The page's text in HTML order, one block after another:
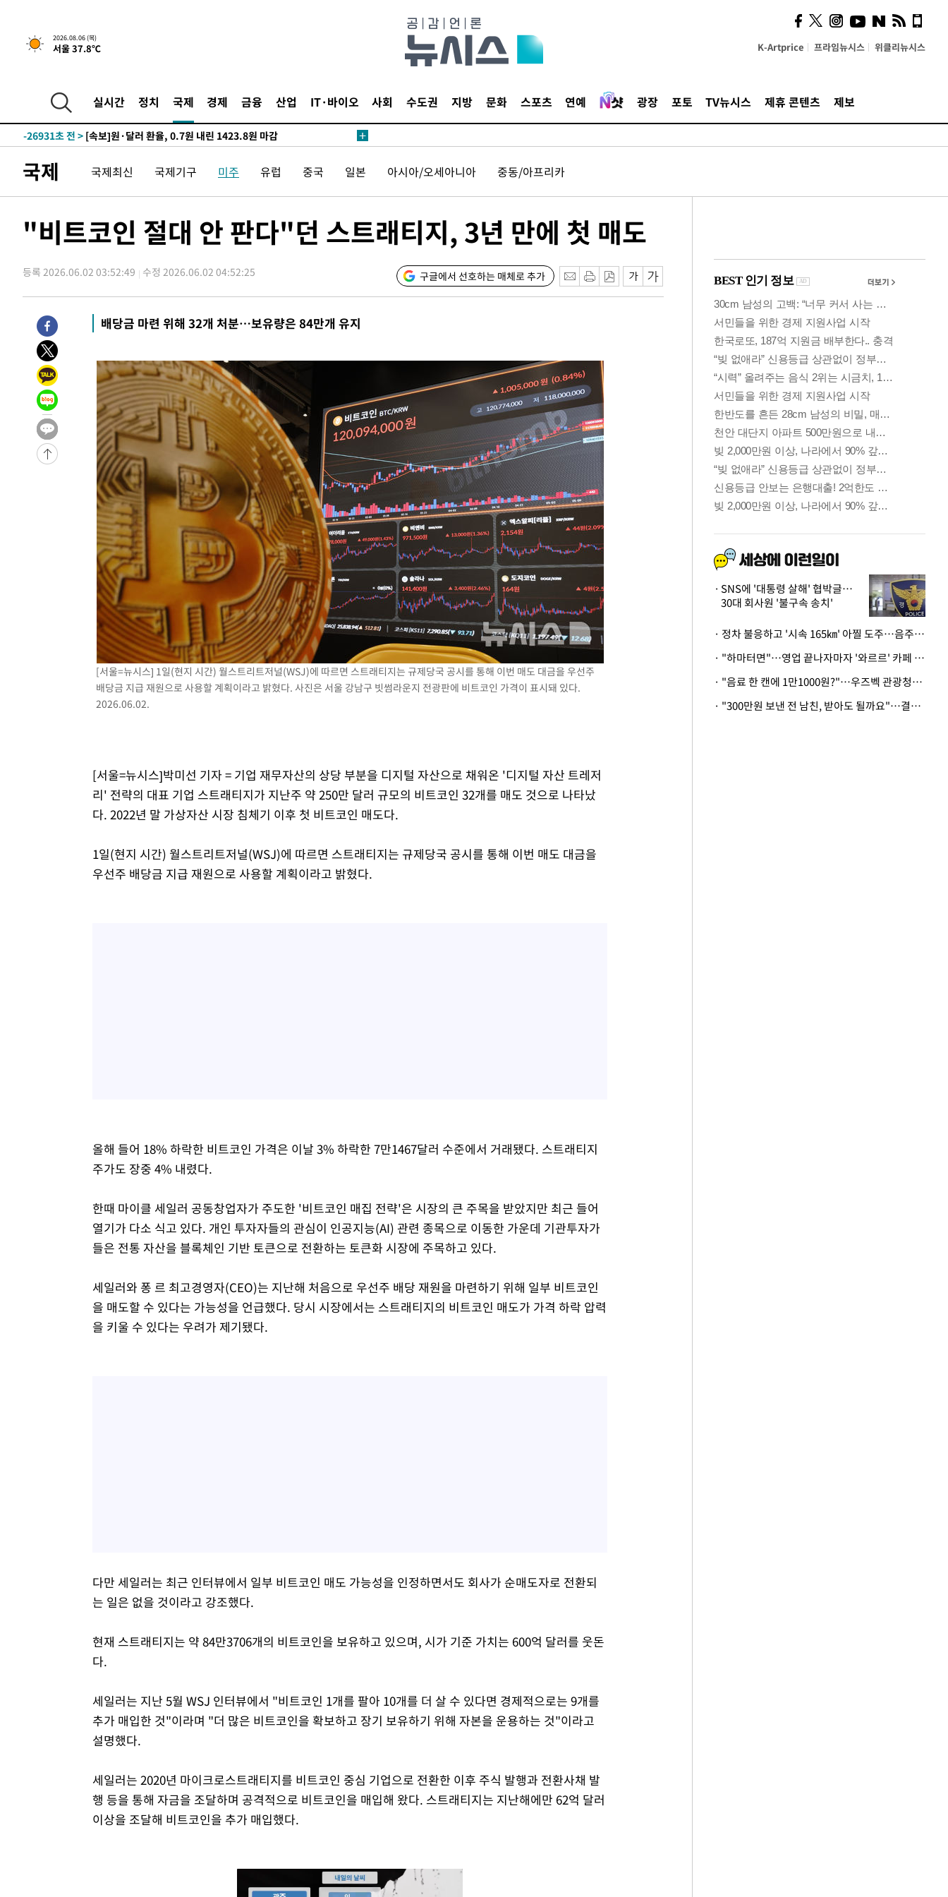
2026.08.06 (목)
서울 37.8℃ K-Artprice 프라임뉴시스 위클리뉴시스
실시간 정치 국제 경제 금융 산업 IT·바이오 사회 수도권 지방 문화 스포츠 연예 광장 포토 TV뉴시스 제휴 콘텐츠 제보
-31639초 전 >'월드컵 탈락 후폭풍' 축구협회…초유의 압수수색에 '충격·당황'
-31479초 전 > 서울 낮 37.9도, 올여름 최고치 경신…영등포 순간 '40도'
-27136초 전 >
[속보]코스닥, 800p 회복…0.26% 오른 801.67 마감
-27066초 전 >
-26931초 전 > [속보]원·달러 환율, 0.7원 내린 1423.8원 마감
-21575초 전 >
손흥민, 5경기 연속골 실패…LAFC는 승부차기 끝 과달라하라 격파
-14176초 전 >내일까지 39도 '펄펄'…기상청 "태풍 지나며 폭염 잠시 꺾인다"
-13791초 전 >"美간섭에 합의 지연"…트럼프, '이란 호르무즈 통제권' 수용할까
-9008초 전 >[속보]경찰, '홍명보 선임 논란' 대한축구협회·축구회관 등 압수수색
-8395초 전 >[속보]산업장관 "美무역법 제301조 과잉생산 결과 발표 8월 중 예상
-8188초 전 >
[속보]코스피 매도사이드카 발동…4%대 급락
-7460초 전 >
[속보]전남광주 초대 시민추천 부시장에 백승주·윤난실
-5021초 전 >
-32211초 전 >
'낮 최고 39도' 불볕더위…한밤 열대야도 계속[내일날씨]
-32170초 전 >
[속보]7~9일 프로야구 3연전도 폭염 취소…11일 재개
-31832초 전 >
"韓 외환시장 개입 관측 배경엔 美의 대한국 무역적자 있어"
-31659초 전 >
'월드컵 탈락 후폭풍' 축구협회…초유의 압수수색에 '충격·당황'
-31499초 전 >
서울 낮 37.9도, 올여름 최고치 경신…영등포 순간 '40도'
[속보]종합특검, 대검 추가 압수수색…내란 중요임무종사 혐의
[속보]코스닥, 800p 회복…0.26% 오른 801.67 마감
[속보]코스피, 301.88포인트(4.58%) 내린 6296.38 마감
[속보]원·달러 환율, 0.7원 내린 1423.8원 마감
"여기 떨어졌다"…다누리, 스페이스X 로켓 달 충돌 흔적 포착
손흥민, 5경기 연속골 실패…LAFC는 승부차기 끝 과달라하라 격파
내일까지 39도 '펄펄'…기상청 "태풍 지나며 폭염 잠시 꺾인다"
트럼프, 한국계 진보 주지사 후보 맹공…"공산주의가 최대 위협"
"美간섭에 합의 지연"…트럼프, '이란 호르무즈 통제권' 수용할까
[속보]산업장관 "李정부, 원전 반대 안해…안정 전력 위해 불가피"
[속보]경찰, '홍명보 선임 논란' 대한축구협회·축구회관 등 압수수색
[속보]산업장관 "美무역법 제301조 과잉생산 결과 발표 8월 중 예상
[속보]코스피 매도사이드카 발동…4%대 급락
국제 국제최신 국제기구 미주 유럽 중국 일본 아시아/오세아니아 중동/아프리카
"비트코인 절대 안 판다"던 스트래티지, 3년 만에 첫 매도
등록 2026.06.02 03:52:49 수정 2026.06.02 04:52:25 구글에서 선호하는 매체로 추가
배당금 마련 위해 32개 처분…보유량은 84만개 유지
[서울=뉴시스] 1일(현지 시간) 월스트리트저널(WSJ)에 따르면 스트래티지는 규제당국 공시를 통해 이번 매도 대금을 우선주
배당금 지급 재원으로 사용할 계획이라고 밝혔다. 사진은 서울 강남구 빗썸라운지 전광판에 비트코인 가격이 표시돼 있다.
2026.06.02.
[서울=뉴시스]박미선 기자 = 기업 재무자산의 상당 부분을 디지털 자산으로 채워온 '디지털 자산 트레저
리' 전략의 대표 기업 스트래티지가 지난주 약 250만 달러 규모의 비트코인 32개를 매도 것으로 나타났
다. 2022년 말 가상자산 시장 침체기 이후 첫 비트코인 매도다.
1일(현지 시간) 월스트리트저널(WSJ)에 따르면 스트래티지는 규제당국 공시를 통해 이번 매도 대금을
우선주 배당금 지급 재원으로 사용할 계획이라고 밝혔다.
올해 들어 18% 하락한 비트코인 가격은 이날 3% 하락한 7만1467달러 수준에서 거래됐다. 스트래티지
주가도 장중 4% 내렸다.
한때 마이클 세일러 공동창업자가 주도한 '비트코인 매집 전략'은 시장의 큰 주목을 받았지만 최근 들어
열기가 다소 식고 있다. 개인 투자자들의 관심이 인공지능(AI) 관련 종목으로 이동한 가운데 기관투자가
들은 전통 자산을 블록체인 기반 토큰으로 전환하는 토큰화 시장에 주목하고 있다.
세일러와 퐁 르 최고경영자(CEO)는 지난해 처음으로 우선주 배당 재원을 마련하기 위해 일부 비트코인
을 매도할 수 있다는 가능성을 언급했다. 당시 시장에서는 스트래티지의 비트코인 매도가 가격 하락 압력
을 키울 수 있다는 우려가 제기됐다.
다만 세일러는 최근 인터뷰에서 일부 비트코인 매도 가능성을 인정하면서도 회사가 순매도자로 전환되
는 일은 없을 것이라고 강조했다.
현재 스트래티지는 약 84만3706개의 비트코인을 보유하고 있으며, 시가 기준 가치는 600억 달러를 웃돈
다.
세일러는 지난 5월 WSJ 인터뷰에서 "비트코인 1개를 팔아 10개를 더 살 수 있다면 경제적으로는 9개를
추가 매입한 것"이라며 "더 많은 비트코인을 확보하고 장기 보유하기 위해 자본을 운용하는 것"이라고
설명했다.
세일러는 2020년 마이크로스트래티지를 비트코인 중심 기업으로 전환한 이후 주식 발행과 전환사채 발
행 등을 통해 자금을 조달하며 공격적으로 비트코인을 매입해 왔다. 스트래티지는 지난해에만 62억 달러
이상을 조달해 비트코인을 추가 매입했다.
"5·8·9호선 출퇴근 혼잡,
정부 국비지원 필요"
SNS에 '대통령 살해' 협박글…
30대 회사원 '불구속 송치'
· 정차 불응하고 '시속 165㎞' 아찔 도주…음주운전자 체포
· "하마터면"…영업 끝나자마자 '와르르' 카페 테라스 덮친 대리석 외벽
· "음료 한 캔에 1만1000원?"…우즈벡 관광청까지 나섰다, 유튜버 폭로 후폭풍
· "300만원 보낸 전 남친, 받아도 될까요"…결혼 앞둔 예비신부의 뜻밖 고충